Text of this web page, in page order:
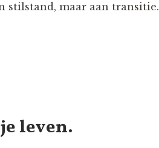
stilstand, maar aan transitie.
leven.